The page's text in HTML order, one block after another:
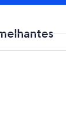
da vila com